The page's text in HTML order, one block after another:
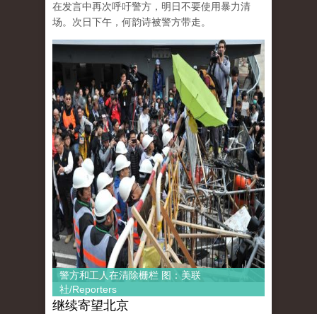
在发言中再次呼吁警方，明日不要使用暴力清
场。次日下午，何韵诗被警方带走。
警方和工人在清除栅栏 图：美联
社/Reporters
继续寄望北京